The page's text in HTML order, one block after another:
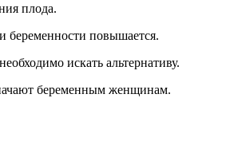
плода.
беременности повышается.
искать альтернативу.
беременным женщинам.